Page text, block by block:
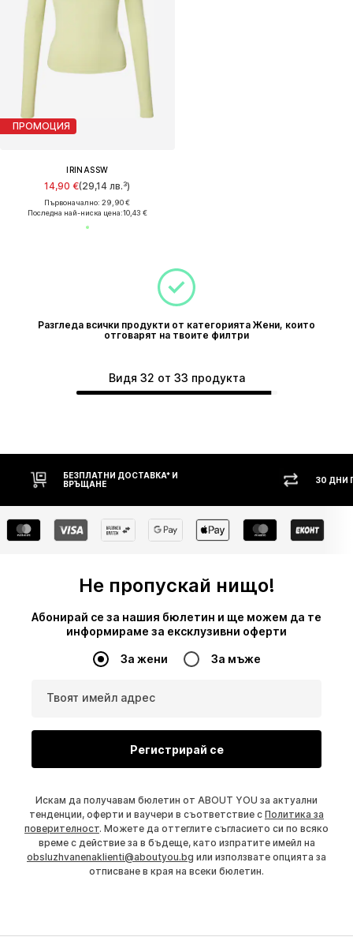
Видя 32 от 33 продукта
ПРОМОЦИЯ
IRINASSW
14,90 €(29,14 лв.³)
Първоначално: 29,90 €
Последна най-ниска цена:10,43 €
Разгледа всички продукти от категорията Жени, които
отговарят на твоите филтри
30 ДНИ ПРАВО НА ВРЪЩАНЕ
Не пропускай нищо!
Абонирай се за нашия бюлетин и ще можем да те
информираме за ексклузивни оферти
За жени За мъже
Твоят имейл адрес
Регистрирай се
Искам да получавам бюлетин от ABOUT YOU за актуални
тенденции, оферти и ваучери в съответствие с Политика за
поверителност. Можете да оттеглите съгласието си по всяко
време с действие за в бъдеще, като изпратите имейл на
obsluzhvanenaklienti@aboutyou.bg или използвате опцията за
отписване в края на всеки бюлетин.